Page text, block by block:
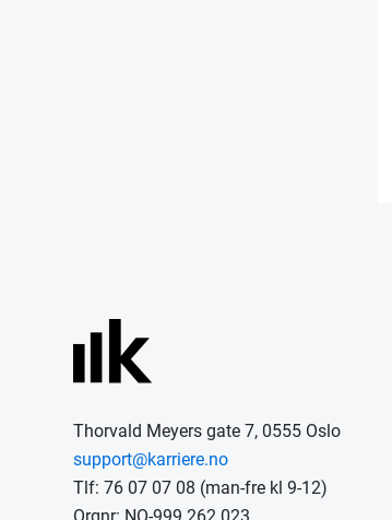
Thorvald Meyers gate 7, 0555 Oslo
support@karriere.no
Tlf: 76 07 07 08 (man-fre kl 9-12)